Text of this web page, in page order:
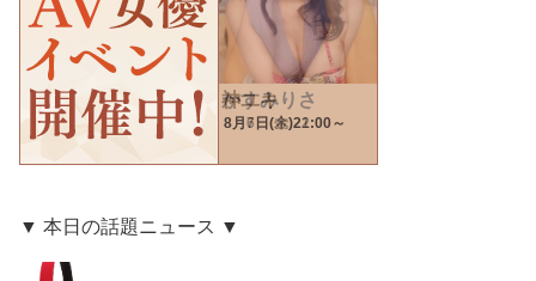
▼ 本日の話題ニュース ▼